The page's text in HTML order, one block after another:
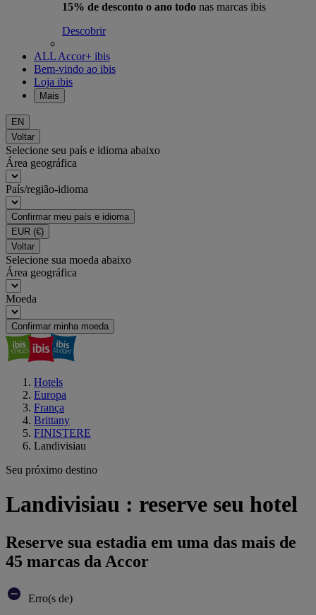
15% de desconto o ano todo nas marcas ibis
Descobrir
ALL Accor+ ibis
Bem-vindo ao ibis
Loja ibis
Mais
EN
Voltar
Selecione seu país e idioma abaixo
Área geográfica
País/região-idioma
Confirmar meu país e idioma
EUR (€)
Voltar
Selecione sua moeda abaixo
Área geográfica
Moeda
Confirmar minha moeda
Hotels
Europa
França
Brittany
FINISTERE
Landivisiau
Seu próximo destino
Landivisiau : reserve seu hotel
Reserve sua estadia em uma das mais de
45 marcas da Accor
Erro(s de)